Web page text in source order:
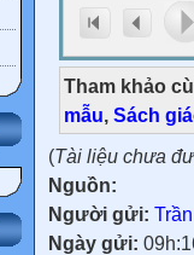
Tham khảo
mẫu, Sách
(Tài liệu chưa
Nguồn:
Người gửi:
Ngày gửi: